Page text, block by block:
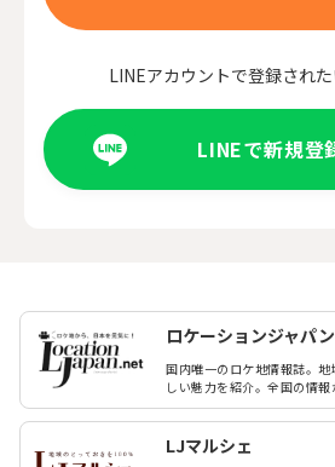
LINEアカウントで登録され
LINEで新規登
ロケーションジャパン
国内唯一のロケ地情報誌。
しい魅力を紹介。全国の情報
LJマルシェ